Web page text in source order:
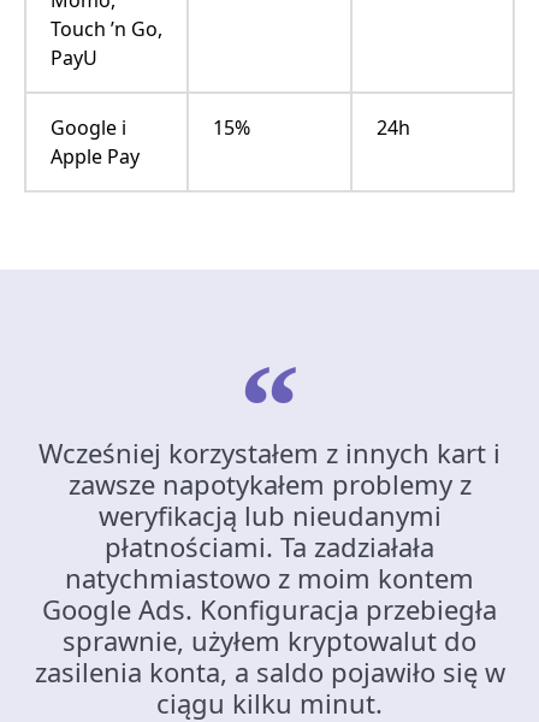
Touch ’n Go,
PayU
Google i
Apple Pay
15% 24h
Wcześniej korzystałem z innych kart i
zawsze napotykałem problemy z
weryfikacją lub nieudanymi
płatnościami. Ta zadziałała
natychmiastowo z moim kontem
Google Ads. Konfiguracja przebiegła
sprawnie, użyłem kryptowalut do
zasilenia konta, a saldo pojawiło się w
ciągu kilku minut.